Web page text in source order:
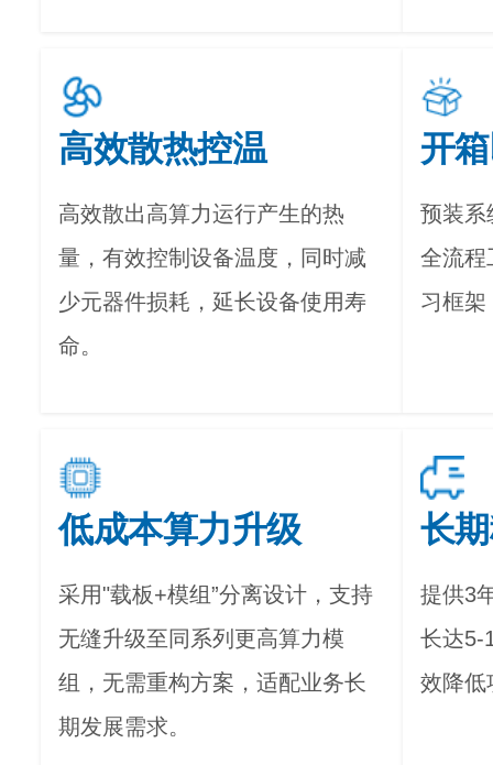
高效散热控温
高效散出高算力运行产生的热
量，有效控制设备温度，同时减
少元器件损耗，延长设备使用寿
命。
开
预装系
全流程
习框架
低成本算力升级
采用"载板+模组”分离设计，支持
无缝升级至同系列更高算力模
组，无需重构方案，适配业务长
期发展需求。
长
提供3
长达5-
效降低